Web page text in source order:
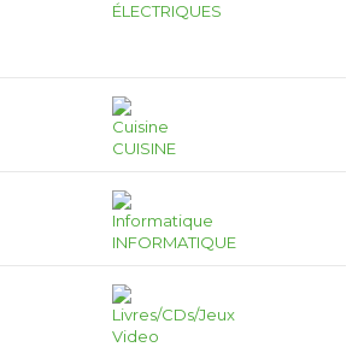
ÉLECTRIQUES
CUISINE
INFORMATIQUE